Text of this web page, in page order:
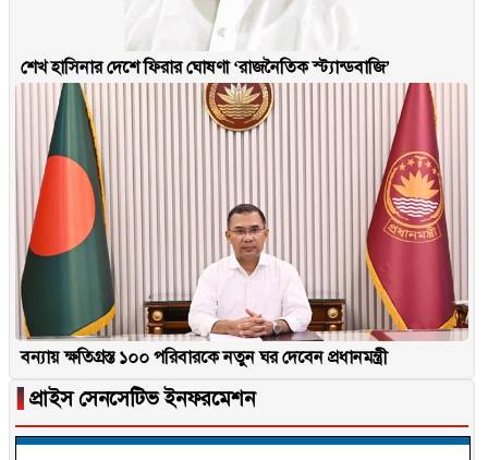
শেখ হাসিনার দেশে ফিরার ঘোষণা ‘রাজনৈতিক স্ট্যান্ডবাজি’
বন্যায় ক্ষতিগ্রস্ত ১০০ পরিবারকে নতুন ঘর দেবেন প্রধানমন্ত্রী
▐ প্রাইস সেনসেটিভ ইনফরমেশন